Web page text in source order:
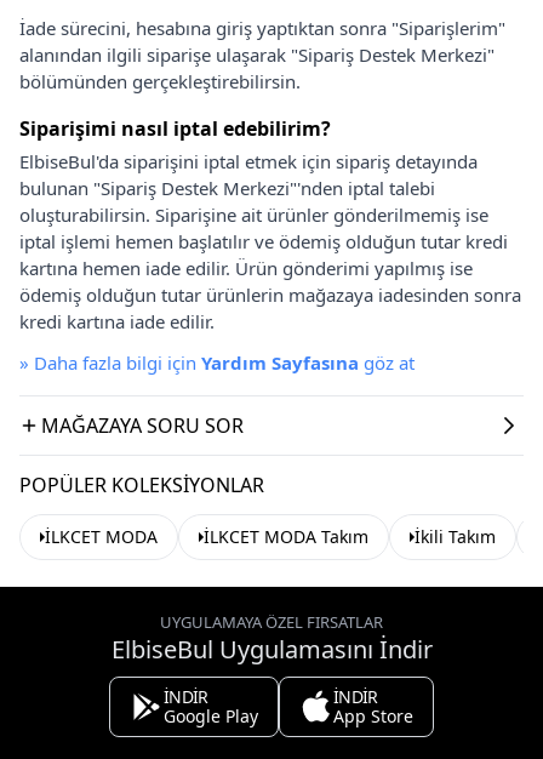
İade sürecini, hesabına giriş yaptıktan sonra "Siparişlerim"
alanından ilgili siparişe ulaşarak "Sipariş Destek Merkezi"
bölümünden gerçekleştirebilirsin.
Siparişimi nasıl iptal edebilirim?
ElbiseBul'da siparişini iptal etmek için sipariş detayında
bulunan "Sipariş Destek Merkezi"'nden iptal talebi
oluşturabilirsin. Siparişine ait ürünler gönderilmemiş ise
iptal işlemi hemen başlatılır ve ödemiş olduğun tutar kredi
kartına hemen iade edilir. Ürün gönderimi yapılmış ise
ödemiş olduğun tutar ürünlerin mağazaya iadesinden sonra
kredi kartına iade edilir.
» Daha fazla bilgi için Yardım Sayfasına göz at
MAĞAZAYA SORU SOR
POPÜLER KOLEKSIYONLAR
İLKCET MODA İLKCET MODA Takım İkili Takım
UYGULAMAYA ÖZEL FIRSATLAR
ElbiseBul Uygulamasını İndir
İNDİR
Google Play
İNDİR
App Store